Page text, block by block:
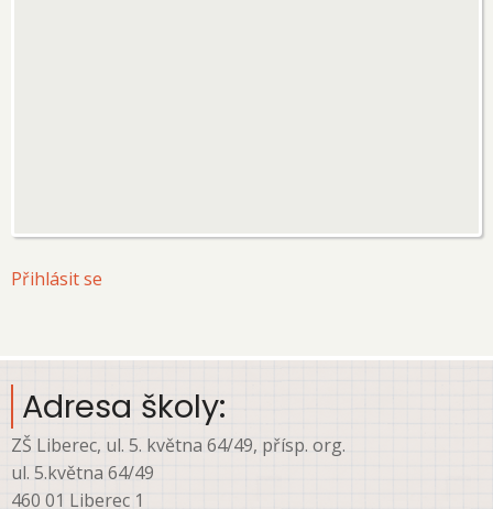
User
menu
Přihlásit se
Adresa školy:
ZŠ Liberec, ul. 5. května 64/49, přísp. org.
ul. 5.května 64/49
460 01 Liberec 1